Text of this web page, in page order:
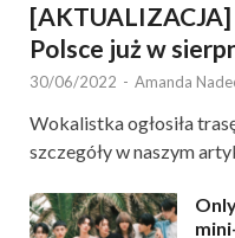
Polsce już w
30/06/2022 - Amanda
Wokalistka ogłosiła
szczegóły w naszym